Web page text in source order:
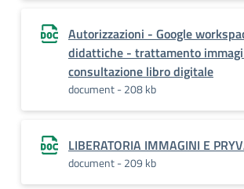
Autorizzazioni - Google
didattiche - trattamento
consultazione libro digitale
document - 208 kb
LIBERATORIA IMMAGINI E
document - 209 kb